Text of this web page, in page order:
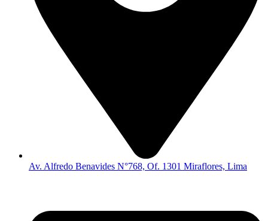
Av. Alfredo Benavides N°768, Of. 1301 Miraflores, Lima